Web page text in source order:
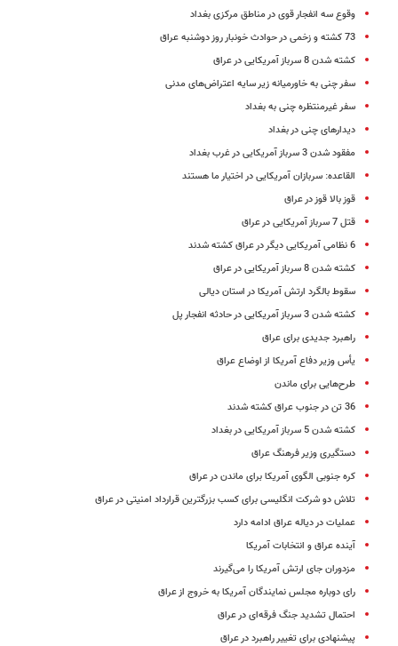
وقوع سه‌ انفجار قوی‌ در مناطق‌ مرکزی‌ بغداد
73 کشته و زخمی در حوادث خونبار روز دوشنبه عراق
کشته شدن 8 سرباز آمریکایی در عراق
سفر چنی به خاورمیانه زیر سایه اعتراض‌های مدنی
سفر غیرمنتظره چنی به بغداد
دیدارهای چنی در بغداد
مفقود شدن 3 سرباز آمریکایی در غرب بغداد
القاعده: سربازان آمریکایی در اختیار ما هستند
قوز بالا قوز در عراق
قتل 7 سرباز آمریکایی در عراق
6 نظامی آمریکایی دیگر در عراق کشته شدند
کشته شدن 8 سرباز آمریکایی در عراق
سقوط بالگرد ارتش آمریکا در استان دیالی
کشته شدن 3 سرباز آمریکایی در حادثه انفجار پل
راهبرد جدیدی برای عراق
یأس وزیر دفاع آمریکا از اوضاع عراق
طرح‌هایی برای ماندن
36 تن در جنوب‌ عراق‌ کشته‌ شدند
کشته شدن 5 سرباز آمریکایی در بغداد
دستگیری وزیر فرهنگ عراق
کره جنوبی الگوی آمریکا برای ماندن در عراق
تلاش‌ دو شرکت‌ انگلیسی‌ برای‌ کسب‌ بزرگترین‌ قرارداد امنیتی‌ در عراق‌
عملیات در دیاله عراق ادامه دارد
آینده عراق و انتخابات آمریکا
مزدوران جای ارتش آمریکا را می‌گیرند
رای دوباره مجلس نمایندگان آمریکا به خروج از عراق
احتمال تشدید جنگ فرقه‌ای در عراق
پیشنهادی برای تغییر راهبرد در عراق